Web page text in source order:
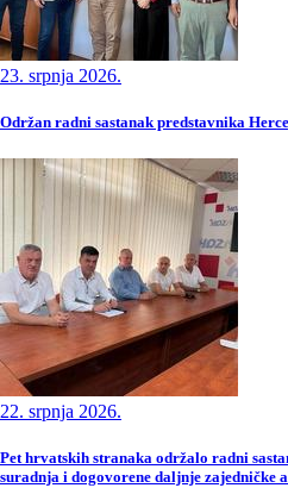
23. srpnja 2026.
Održan radni sastanak predstavnika
22. srpnja 2026.
Pet hrvatskih stranaka održalo radni
suradnja i dogovorene daljnje zajedničke